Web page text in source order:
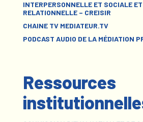
INTERPERSONNELLE ET SOCIALE
RELATIONNELLE – CREISIR
CHAINE TV MEDIATEUR.TV
PODCAST AUDIO DE LA MÉDIATION
Ressources